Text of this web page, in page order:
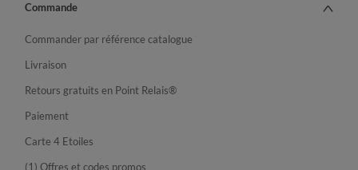
Commande
Commander par référence catalogue
Livraison
Retours gratuits en Point Relais®
Paiement
Carte 4 Etoiles
(1) Offres et codes promos